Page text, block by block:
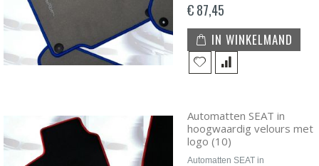
€ 87,45
IN WINKELMAND
Automatten SEAT in
hoogwaardig velours met
logo (10)
Automatten SEAT in